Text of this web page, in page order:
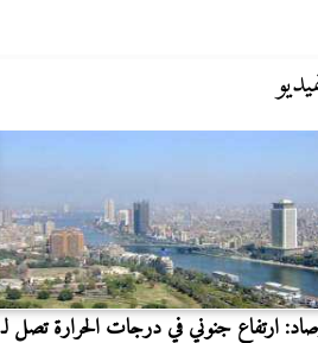
ارتفاع جنوني في درجات الحرارة تصل لـ